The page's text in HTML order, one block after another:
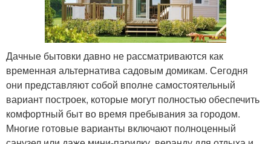
Дачные бытовки давно не рассматриваются как
временная альтернатива садовым домикам. Сегодня
они представляют собой вполне самостоятельный
вариант построек, которые могут полностью обеспечить
комфортный быт во время пребывания за городом.
Многие готовые варианты включают полноценный